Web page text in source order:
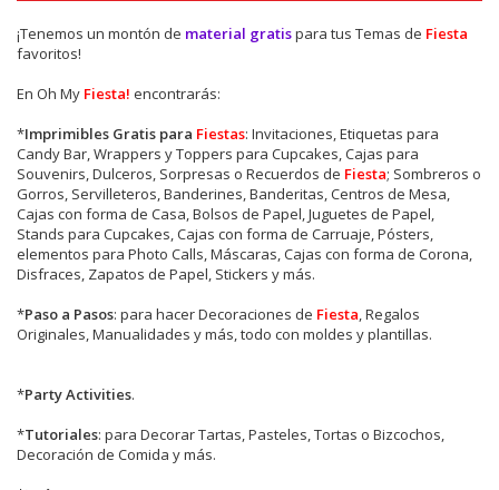
¡Tenemos un montón de material gratispara tus Temas de Fiesta
favoritos!
En Oh My Fiesta! encontrarás:
*Imprimibles Gratis para Fiestas: Invitaciones, Etiquetas para
Candy Bar, Wrappers y Toppers para Cupcakes, Cajas para
Souvenirs, Dulceros, Sorpresas o Recuerdos de Fiesta; Sombreros o
Gorros, Servilleteros, Banderines, Banderitas, Centros de Mesa,
Cajas con forma de Casa, Bolsos de Papel, Juguetes de Papel,
Stands para Cupcakes, Cajas con forma de Carruaje, Pósters,
elementos para Photo Calls, Máscaras, Cajas con forma de Corona,
Disfraces, Zapatos de Papel, Stickers y más.
*Paso a Pasos: para hacer Decoraciones de Fiesta, Regalos
Originales, Manualidades y más, todo con moldes y plantillas.
*Party Activities.
*Tutoriales: para Decorar Tartas, Pasteles, Tortas o Bizcochos,
Decoración de Comida y más.